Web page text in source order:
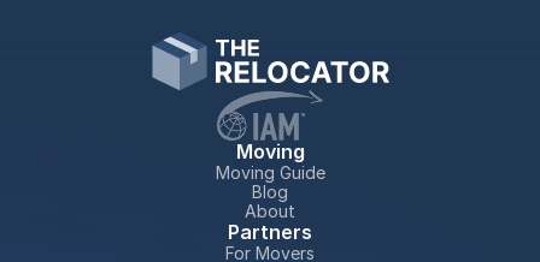
Moving
Moving Guide
Blog
About
Partners
For Movers